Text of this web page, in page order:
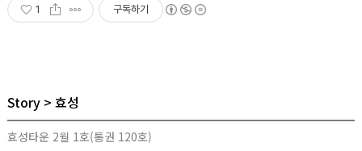
1 구독하기
Story 효성
효성타운 2월 1호(통권 120호)